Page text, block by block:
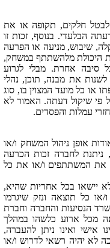
חלקים, תקופה או את
הבלעדי. בנוסף, זכות זו
שיבוש, מניעה או הפרעה
היכולת מלהשתתף במשחק,
סיבה אחרת. מבלי לגרוע
את מבנה, תוכן, נהלי
כל מועד המצוין בו, סוג
פי שיקול דעתה. האמור לא
עמלות והפסדים.
אופן ניהול המשחק ו/או
ניתנת לחברה זכות הכרעה
את המשתתפים ו/או את כל
יישאו בכל אחריות שהיא,
או כל תוצאה ונזק שיגרמו
הנסיעות והחברה וחברת
מכל ארוע כלשהו במהלך
אישי ואינו ניתן להעברה,
לא יהיה רשאי לדרוש ו/או